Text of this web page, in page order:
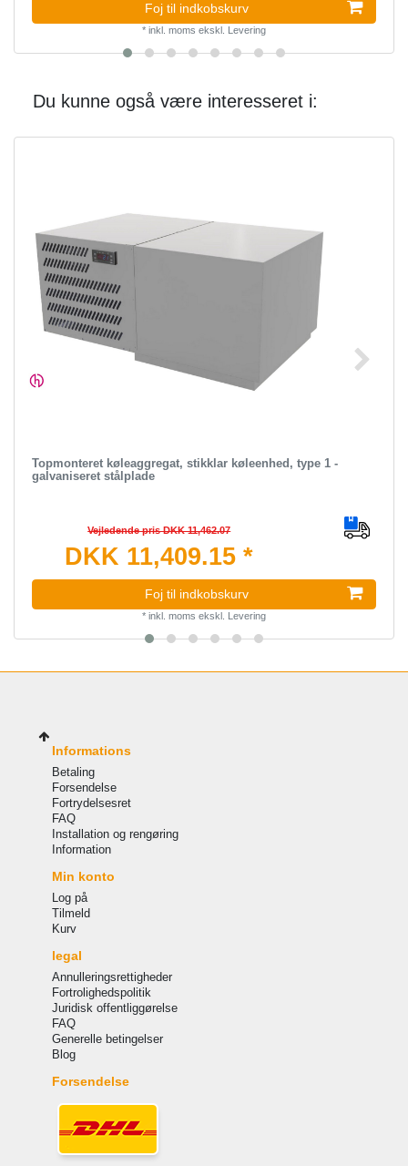
Foj til indkobskurv
* inkl. moms ekskl. Levering
Du kunne også være interesseret i:
Topmonteret køleaggregat, stikklar køleenhed, type 1 -
galvaniseret stålplade
Vejledende pris DKK 11,462.07
DKK 11,409.15 *
Foj til indkobskurv
* inkl. moms ekskl. Levering
Informations
Betaling
Forsendelse
Fortrydelsesret
FAQ
Installation og rengøring
Information
Min konto
Log på
Tilmeld
Kurv
legal
Annulleringsrettigheder
Fortrolighedspolitik
Juridisk offentliggørelse
FAQ
Generelle betingelser
Blog
Forsendelse